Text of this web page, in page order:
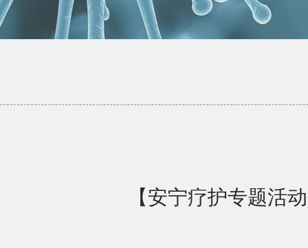
【安宁疗护专题活